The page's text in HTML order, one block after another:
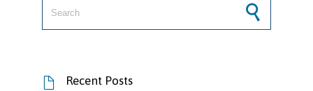
 Recent Posts